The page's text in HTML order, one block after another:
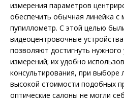
измерения параметров
обеспечить обычная линейка с
пупиллометр. С этой целью
видеоцентровочные
позволяют достигнуть нужного
измерений; их удобно
консультирования, при выборе
высокой стоимости подобных
оптические салоны не могли